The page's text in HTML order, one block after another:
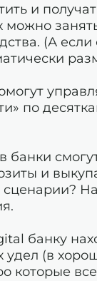
и
(А
по
банки
и
банку
удел (в
которые